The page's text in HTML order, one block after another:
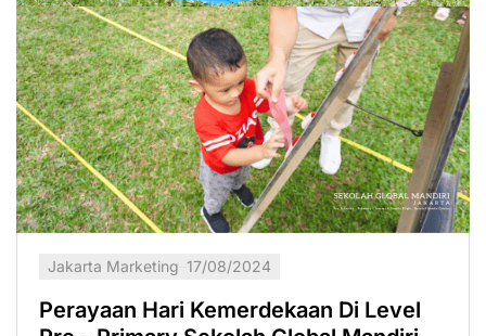
Jakarta Marketing 17/08/2024
Perayaan Hari Kemerdekaan Di Level